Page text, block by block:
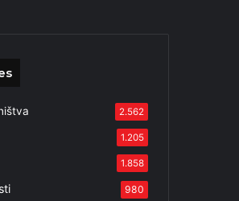
2.562
1.205
1.858
980